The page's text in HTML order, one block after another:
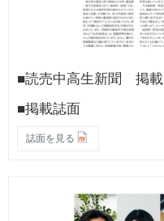
■読売中高生新聞 掲載
■掲載誌面
誌面を見る